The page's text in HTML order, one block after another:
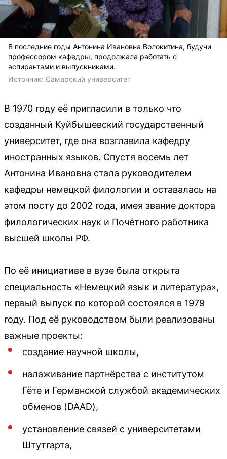
В последние годы Антонина Ивановна Волокитина, будучи
профессором кафедры, продолжала работать с
аспирантами и выпускниками.
Источник: Самарский университет
В 1970 году её пригласили в только что
созданный Куйбышевский государственный
университет, где она возглавила кафедру
иностранных языков. Спустя восемь лет
Антонина Ивановна стала руководителем
кафедры немецкой филологии и оставалась на
этом посту до 2002 года, имея звание доктора
филологических наук и Почётного работника
высшей школы РФ.
По её инициативе в вузе была открыта
специальность «Немецкий язык и литература»,
первый выпуск по которой состоялся в 1979
году. Под её руководством были реализованы
важные проекты:
создание научной школы,
налаживание партнёрства с институтом
Гёте и Германской службой академических
обменов (DAAD),
установление связей с университетами
Штутгарта,